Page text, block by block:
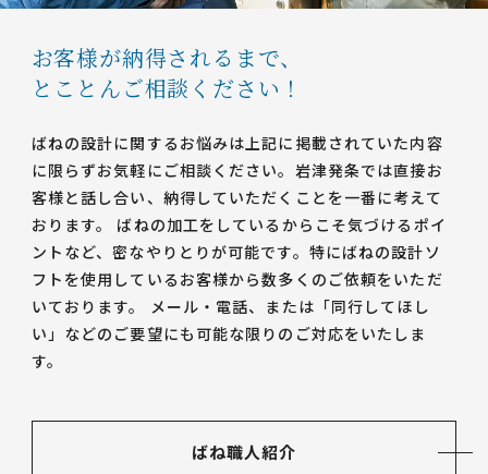
お客様が納得されるまで、
とことんご相談ください！
ばねの設計に関するお悩みは上記に掲載されていた内容
に限らずお気軽にご相談ください。岩津発条では直接お
客様と話し合い、納得していただくことを一番に考えて
おります。 ばねの加工をしているからこそ気づけるポイ
ントなど、密なやりとりが可能です。特にばねの設計ソ
フトを使用しているお客様から数多くのご依頼をいただ
いております。 メール・電話、または「同行してほし
い」などのご要望にも可能な限りのご対応をいたしま
す。
ばね職人紹介